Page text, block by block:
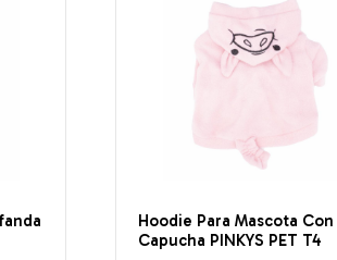
Hoodie Para Mascota Con
Capucha PINKYS PET T4